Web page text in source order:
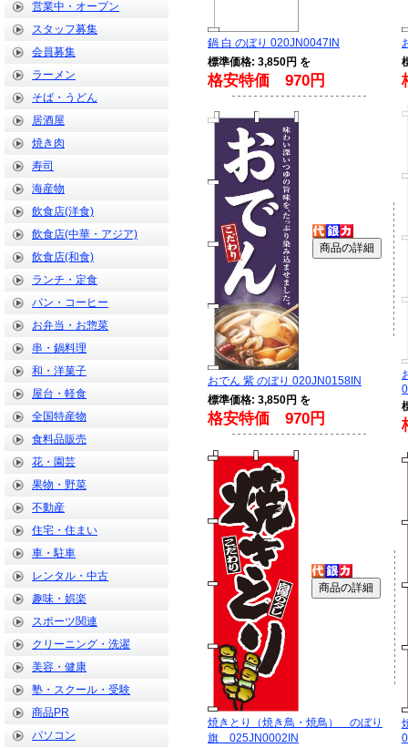
営業中・オープン
スタッフ募集
会員募集
ラーメン
そば・うどん
居酒屋
焼き肉
寿司
海産物
飲食店(洋食)
飲食店(中華・アジア)
飲食店(和食)
ランチ・定食
パン・コーヒー
お弁当・お惣菜
串・鍋料理
和・洋菓子
屋台・軽食
全国特産物
食料品販売
花・園芸
果物・野菜
不動産
住宅・住まい
車・駐車
レンタル・中古
趣味・娯楽
スポーツ関連
クリーニング・洗濯
美容・健康
塾・スクール・受験
商品PR
パソコン
鍋 白 のぼり 020JN0047IN
標準価格: 3,850円 を
格安特価 970円
おでん 紫 のぼり 020JN0158IN
標準価格: 3,850円 を
格安特価 970円
焼きとり（焼き鳥・焼鳥） のぼり
旗 025JN0002IN